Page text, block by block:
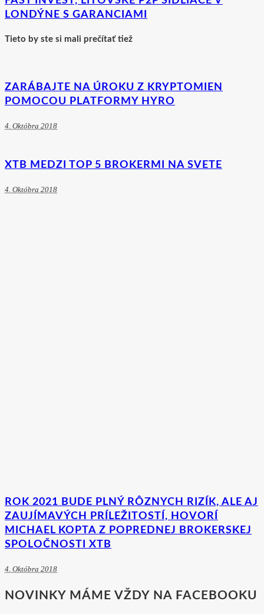
LONDÝNE S GARANCIAMI
Tieto by ste si mali prečítať tiež
ZARÁBAJTE NA ÚROKU Z KRYPTOMIEN
POMOCOU PLATFORMY HYRO
4. Októbra 2018
XTB MEDZI TOP 5 BROKERMI NA SVETE
4. Októbra 2018
ROK 2021 BUDE PLNÝ RÔZNYCH RIZÍK, ALE AJ
ZAUJÍMAVÝCH PRÍLEŽITOSTÍ, HOVORÍ
MICHAEL KOPTA Z POPREDNEJ BROKERSKEJ
SPOLOČNOSTI XTB
4. Októbra 2018
NOVINKY MÁME VŽDY NA FACEBOOKU